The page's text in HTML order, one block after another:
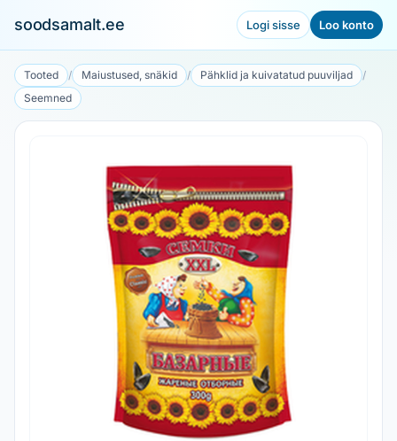
soodsamalt.ee Logi sisse Loo konto
Tooted / Maiustused, snäkid / Pähklid ja kuivatatud puuviljad
/
Seemned